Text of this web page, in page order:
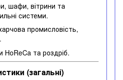
шафи, вітрини та
системи.
промисловість,
HoReCa та роздріб.
(загальні)